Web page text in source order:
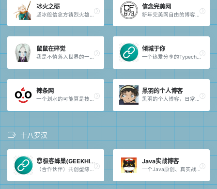
冰火之砺
坚冰般信念方铸烈火雄心。
信念完美网
新年完美网自由的博客我记得一年前的今天，我却记不起二年前的今天，三年，四年等的今天；十年后的今天会怎么样……十年相约。
鼠鼠在碎觉
我是不慎落入世界的一滴水墨。
倾城于你
一个热爱分享的Typecho小站。
辣条网
一个划水的可能算是技术类的网站。
黑羽的个人博客
黑羽的个人博客，日常分享记录。
十八罗汉
😇极客蜂巢(GEEKHIVE)
（合作伙伴）共创型综合技术博客，在这里你能学习Java、C#等软件开发与测试知识。站长评价：🧑‍🤝‍🧑合作伙伴，.net开源项目贡献者。
Java实战博客
一个Java原创、真实战、免费博客站点。